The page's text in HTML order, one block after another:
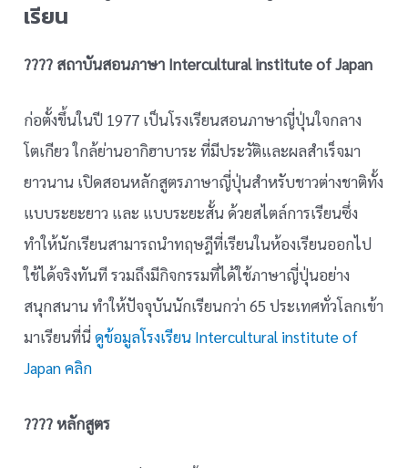
เรียน
???? สถาบันสอนภาษา Intercultural institute of Japan
ก่อตั้งขึ้นในปี 1977 เป็นโรงเรียนสอนภาษาญี่ปุ่นใจกลาง
โตเกียว ใกล้ย่านอากิฮาบาระ ที่มีประวัติและผลสำเร็จมา
ยาวนาน เปิดสอนหลักสูตรภาษาญี่ปุ่นสำหรับชาวต่างชาติทั้ง
แบบระยะยาว และ แบบระยะสั้น ด้วยสไตล์การเรียนซึ่ง
ทำให้นักเรียนสามารถนำทฤษฎีที่เรียนในห้องเรียนออกไป
ใช้ได้จริงทันที รวมถึงมีกิจกรรมที่ได้ใช้ภาษาญี่ปุ่นอย่าง
สนุกสนาน ทำให้ปัจจุบันนักเรียนกว่า 65 ประเทศทั่วโลกเข้า
มาเรียนที่นี่ดูข้อมูลโรงเรียน Intercultural institute of
Japan คลิก
???? หลักสูตร